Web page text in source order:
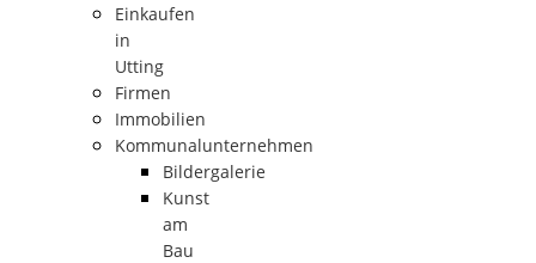
Einkaufen
in
Utting
Firmen
Immobilien
Kommunalunternehmen
Bildergalerie
Kunst
am
Bau